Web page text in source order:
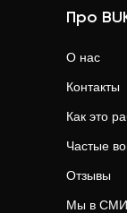
Про
О нас
Контакты
Как это
Частые
Отзывы
Мы в СМИ